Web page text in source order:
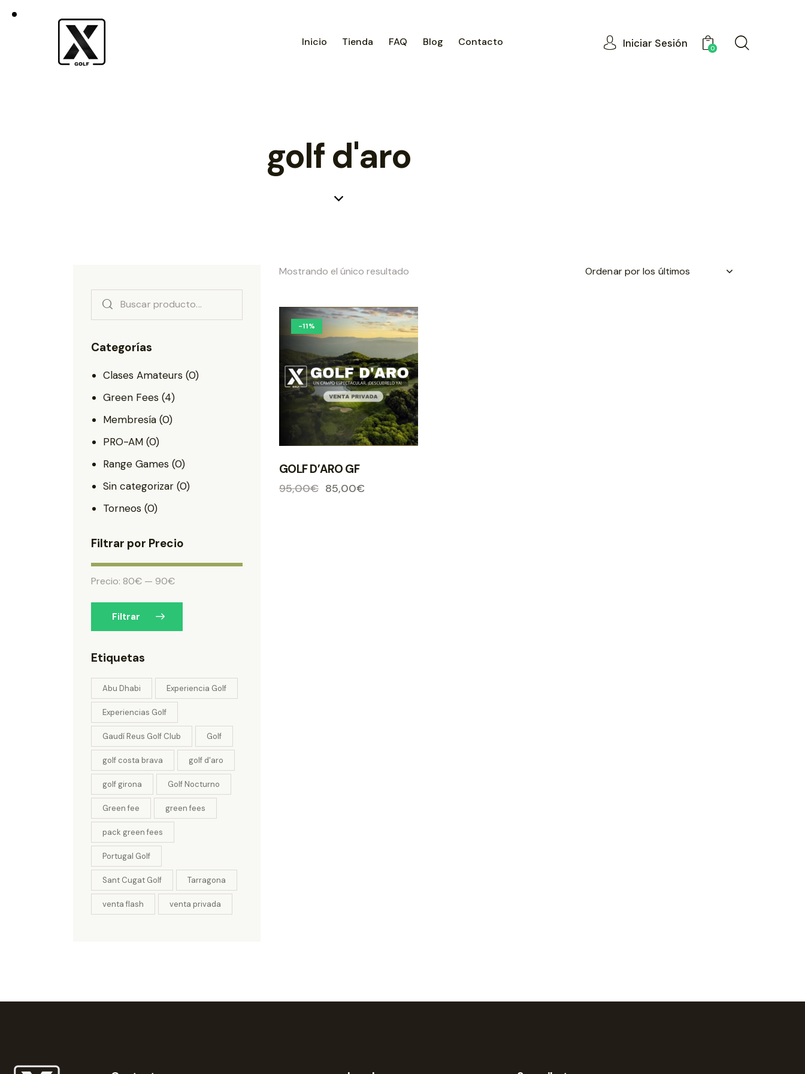
Inicio Tienda FAQ Blog Contacto Iniciar Sesión 0
golf d'aro
Mostrando el único resultado
-11%
GOLF D’ARO GF
95,00€ 85,00€
Categorías
Clases Amateurs (0)
Green Fees (4)
Membresía (0)
PRO-AM (0)
Range Games (0)
Sin categorizar (0)
Torneos (0)
Filtrar por Precio
Filtrar
Precio: 80€ — 90€
Etiquetas
Abu Dhabi Experiencia Golf
Experiencias Golf
Gaudí Reus Golf Club Golf
golf costa brava golf d'aro
golf girona Golf Nocturno
Green fee green fees
pack green fees
Portugal Golf
Sant Cugat Golf Tarragona
venta flash venta privada